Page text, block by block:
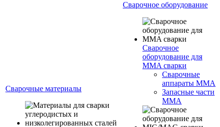
Сварочные материалы
Сварочное оборудование
Сварочное
оборудование для
MMA сварки
Сварочные
аппараты MMA
Запасные части
MMA